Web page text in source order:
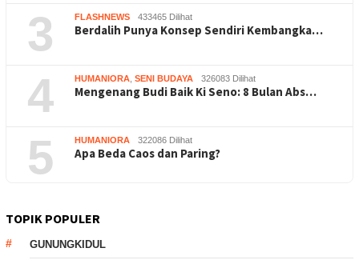
3 FLASHNEWS 433465 Dilihat
Berdalih Punya Konsep Sendiri Kembangka…
4 HUMANIORA SENI BUDAYA 326083 Dilihat
Mengenang Budi Baik Ki Seno: 8 Bulan Abs…
5 HUMANIORA 322086 Dilihat
Apa Beda Caos dan Paring?
TOPIK POPULER
GUNUNGKIDUL